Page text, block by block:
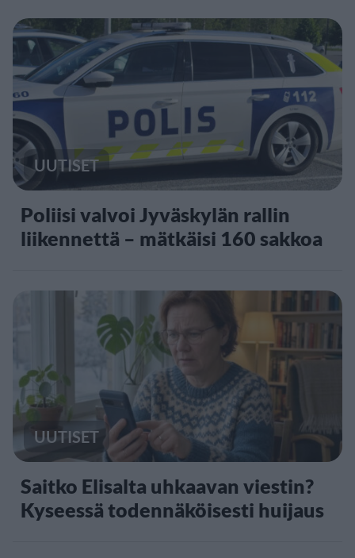
UUTISET
Poliisi valvoi Jyväskylän rallin
liikennettä – mätkäisi 160 sakkoa
UUTISET
Saitko Elisalta uhkaavan viestin?
Kyseessä todennäköisesti huijaus